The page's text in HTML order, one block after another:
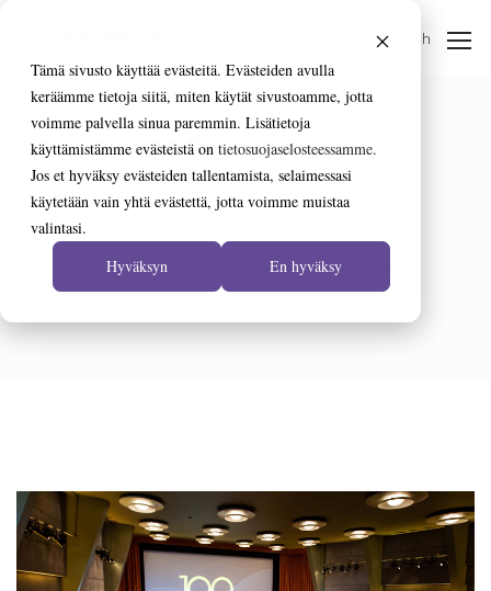
Tämä sivusto käyttää evästeitä. Evästeiden avulla
keräämme tietoja siitä, miten käytät sivustoamme, jotta
voimme palvella sinua paremmin. Lisätietoja
käyttämistämme evästeistä on tietosuojaselosteessamme.
Jos et hyväksy evästeiden tallentamista, selaimessasi
käytetään vain yhtä evästettä, jotta voimme muistaa
valintasi.
Hyväksyn
En hyväksy
In English
Autoliitto 100 vuotta
Palvelu: Tapahtuman suunnittelu ja
kokonaistuotanto